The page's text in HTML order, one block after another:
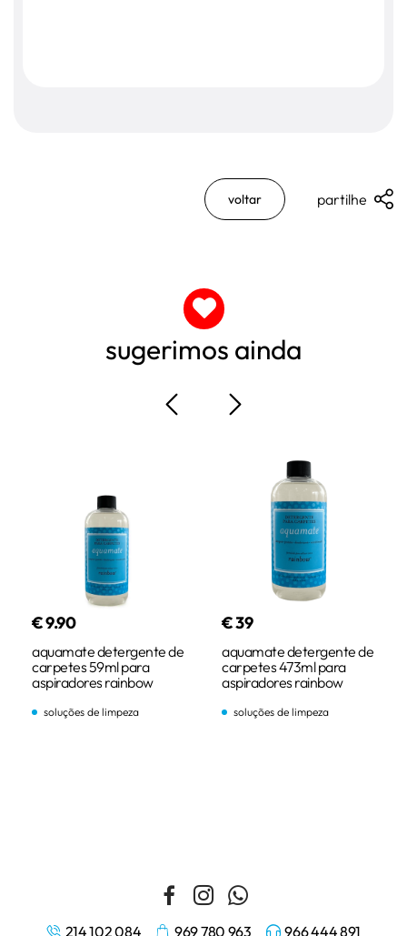
voltar partilhe
sugerimos ainda
€9.90
aquamate detergente de
carpetes 59ml para
aspiradores rainbow
soluções de limpeza
€39
aquamate detergente de
carpetes 473ml para
aspiradores rainbow
soluções de limpeza
214 102 084 969 780 963 966 444 891